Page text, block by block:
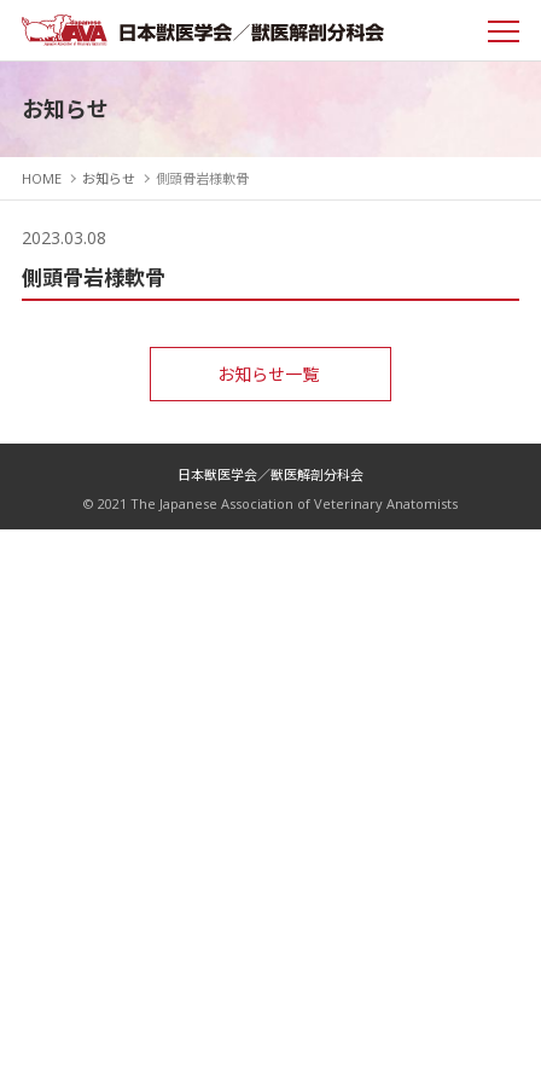
お知らせ
HOME お知らせ 側頭骨岩様軟骨
2023.03.08
側頭骨岩様軟骨
お知らせ一覧
日本獣医学会／獣医解剖分科会
© 2021 The Japanese Association of Veterinary Anatomists